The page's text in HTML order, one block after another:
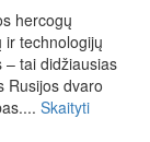
hercogų
ir technologijų
– tai didžiausias
Rusijos dvaro
Skaityti